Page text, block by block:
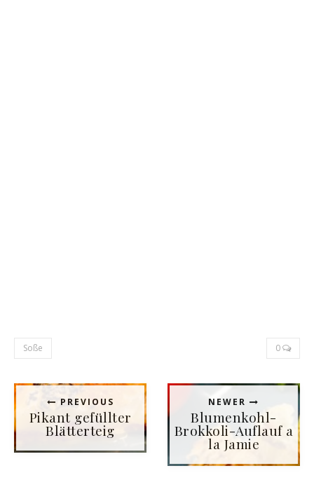
Soße 0
PREVIOUS
Pikant gefüllter
Blätterteig
NEWER
Blumenkohl-
Brokkoli-Auflauf a
la Jamie